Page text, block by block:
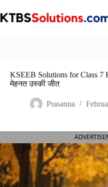
to
content
KSEEB Solutions for Class 7
मेहनत उस्की जीत
Prasanna